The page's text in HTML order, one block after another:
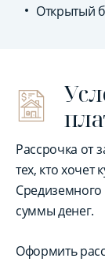
Открытый
Рассрочка от
тех, кто хочет
Средиземного
суммы денег.
Оформить